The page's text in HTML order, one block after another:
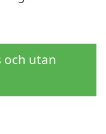
och utan